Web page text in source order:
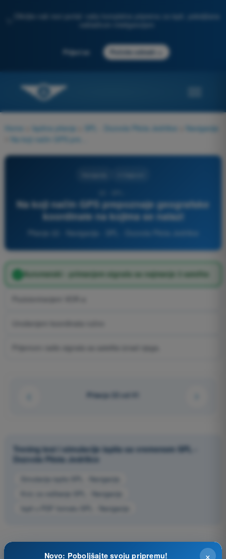
Otkrijte naš novi portal: vaša kompletna priprema za ispit, poboljšana
Prijavi se Počnite odmah
Home Ispitna pitanja SPL - Dozvola Pilota Jedrilice
Navigacija
Na koji način GPS prepoznaje geografske
koordinate na kojima se nalazi
Pitanje 22 - Navigacija - SPL - Dozvola Pilota Jedrilice
Automatski - primanjem signala sa najmanje 3 satelita
Pitanje 22 od 41
Trening test i simulacije ispita sa vremenom SPL -
Dozvola Pilota Jedrilice
Simulacija ispita SPL - Navigacija
Kviz za vežbanje SPL - Navigacija
Ispit u PDF formatu SPL - Navigacija
×
Novo: Poboljšajte svoju pripremu!